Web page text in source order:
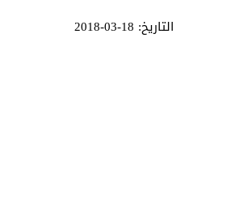
التاريخ: 18-03-2018